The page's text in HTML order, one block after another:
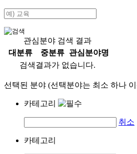
관심분야 검색 결과
대분류
중분류
관심분야명
검색결과가 없습니다.
선택된 분야 (선택분야는 최소 하나
카테고리
취소
카테고리